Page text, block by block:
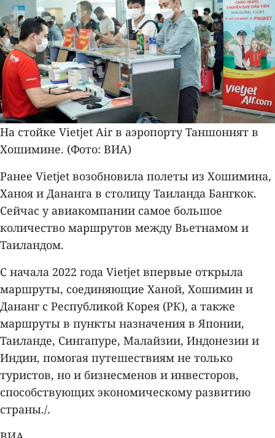
На стойке Vietjet Air в аэропорту Таншоннят в
Хошимине. (Фото: ВИА)
Ранее Vietjet возобновила полеты из Хошимина,
Ханоя и Дананга в столицу Таиланда Бангкок.
Сейчас у авиакомпании самое большое
количество маршрутов между Вьетнамом и
Таиландом.
С начала 2022 года Vietjet впервые открыла
маршруты, соединяющие Ханой, Хошимин и
Дананг с Республикой Корея (РК), а также
маршруты в пункты назначения в Японии,
Таиланде, Сингапуре, Малайзии, Индонезии и
Индии, помогая путешествиям не только
туристов, но и бизнесменов и инвесторов,
способствующих экономическому развитию
страны./.